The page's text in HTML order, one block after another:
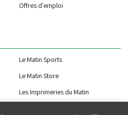
Offres d'emploi
Le Matin Sports
Le Matin Store
Les Imprimeries du Matin